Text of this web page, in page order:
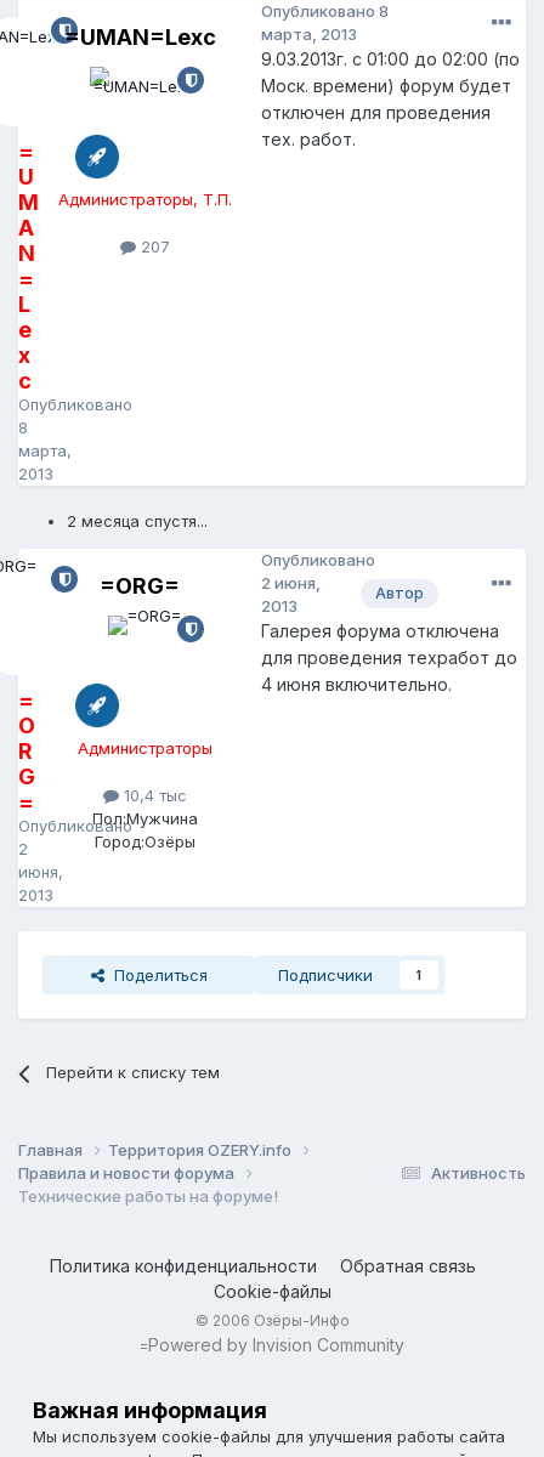
=
U
M
A
N
=
L
e
x
c
Опубликовано
8
марта,
2013
=UMAN=Lexc
Администраторы, Т.П.
207
Опубликовано 8
марта, 2013
9.03.2013г. с 01:00 до 02:00 (по
Моск. времени) форум будет
отключен для проведения
тех. работ.
2 месяца спустя...
=
O
R
G
=
Опубликовано
2
июня,
2013
=ORG=
Администраторы
10,4 тыс
Пол:Мужчина
Город:Озёры
Автор
Опубликовано
2 июня,
2013
Галерея форума отключена
для проведения техработ до
4 июня включительно.
Поделиться Подписчики 1
Перейти к списку тем
Активность
Главная
Территория OZERY.info
Правила и новости форума
Технические работы на форуме!
Политика конфиденциальности
Обратная связь
Cookie-файлы
© 2006 Озёры-Инфо
=Powered by Invision Community
Важная информация
Мы используем cookie-файлы для улучшения работы сайта